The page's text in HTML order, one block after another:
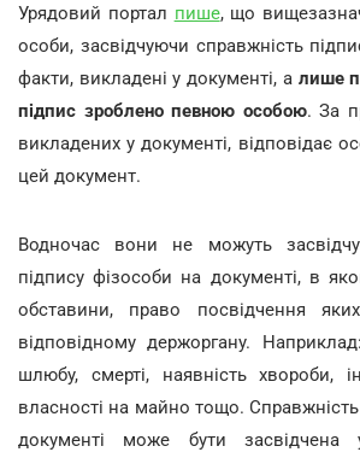
Урядовий портал пише, що
особи, засвідчуючи справжність
факти, викладені у документі, а лише
підпис зроблено певною особою. За
викладених у документі, відповідає
цей документ.
Водночас вони не можуть
підпису фізособи на документі, в
обставини, право посвідчення
відповідному держоргану.
шлюбу, смерті, наявність хвороби,
власності на майно тощо.
документі може бути